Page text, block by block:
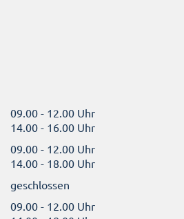
09.00 - 12.00 Uhr
14.00 - 16.00 Uhr
09.00 - 12.00 Uhr
14.00 - 18.00 Uhr
geschlossen
09.00 - 12.00 Uhr